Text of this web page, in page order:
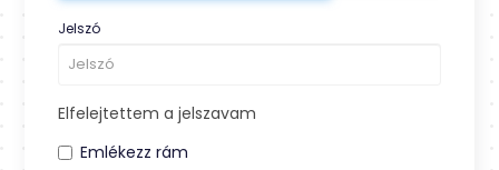
Jelszó
Elfelejtettem a jelszavam
Emlékezz rám